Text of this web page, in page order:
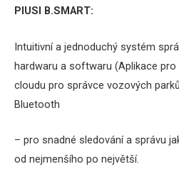
PIUSI B.SMART:
Intuitivní a jednoduchý systém
hardwaru a softwaru (Aplikace
cloudu pro správce vozových
Bluetooth
– pro snadné sledování a správu
od nejmenšího po největší.